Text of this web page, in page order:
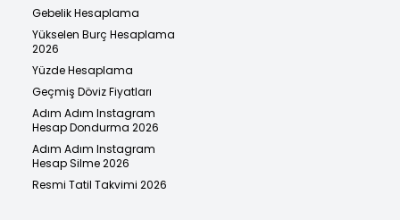
Gebelik Hesaplama
Yükselen Burç Hesaplama
2026
Yüzde Hesaplama
Geçmiş Döviz Fiyatları
Adım Adım Instagram
Hesap Dondurma 2026
Adım Adım Instagram
Hesap Silme 2026
Resmi Tatil Takvimi 2026